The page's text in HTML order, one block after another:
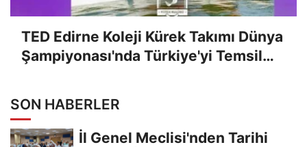
TED Edirne Koleji Kürek Takımı Dünya
Şampiyonası'nda Türkiye'yi Temsil
SON HABERLER
İl Genel Meclisi'nden Tarihi